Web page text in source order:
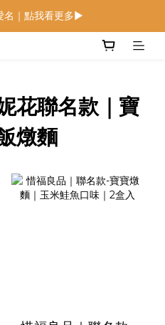
歸 趕緊補貨！
名｜點我看更多▶
花聯名款｜寶
燉麵